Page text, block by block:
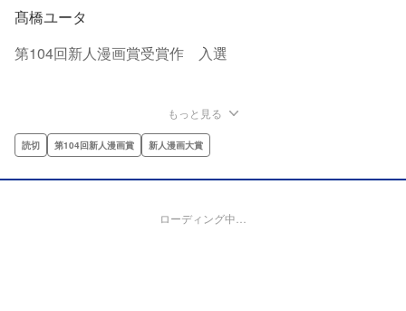
髙橋ユータ
第104回新人漫画賞受賞作 入選
もっと見る
読切 第104回新人漫画賞 新人漫画大賞
ローディング中…